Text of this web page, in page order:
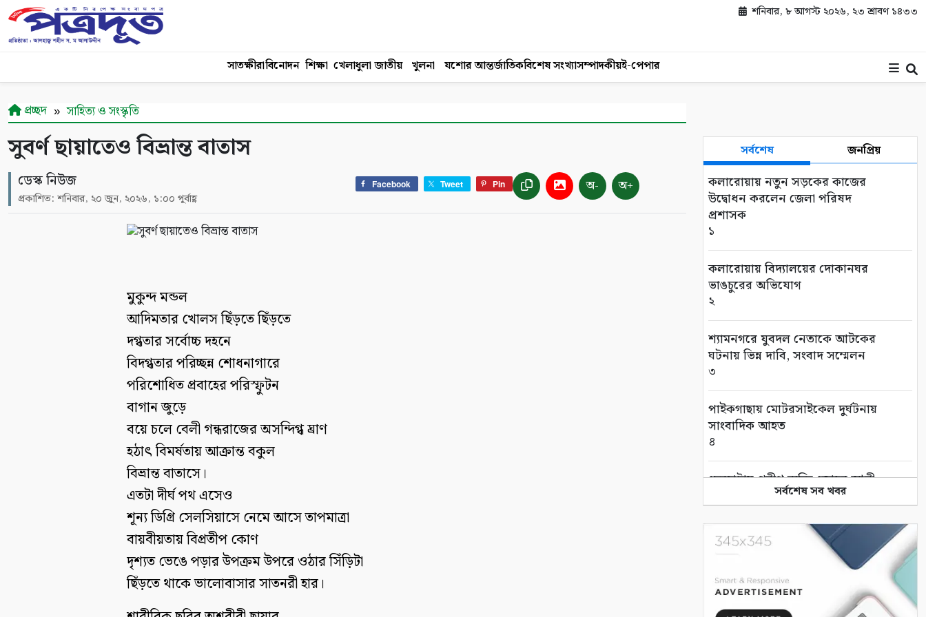
শনিবার, ৮ আগস্ট ২০২৬, ২৩ শ্রাবণ ১৪৩৩
সাতক্ষীরাবিনোদন শিক্ষা খেলাধুলা জাতীয় খুলনা যশোর আন্তর্জাতিকবিশেষ সংখ্যাসম্পাদকীয়ই-পেপার
প্রচ্ছদ সাহিত্য ও সংস্কৃতি
সুবর্ণ ছায়াতেও বিভ্রান্ত বাতাস
ডেস্ক নিউজ
প্রকাশিত: শনিবার, ২০ জুন, ২০২৬, ১:০০ পূর্বাহ্ণ
Facebook Tweet Pin অ- অ+
মুকুন্দ মন্ডল
আদিমতার খোলস ছিঁড়তে ছিঁড়তে
দগ্ধতার সর্বোচ্চ দহনে
বিদগ্ধতার পরিচ্ছন্ন শোধনাগারে
পরিশোধিত প্রবাহের পরিস্ফুটন
বাগান জুড়ে
বয়ে চলে বেলী গন্ধরাজের অসন্দিগ্ধ ঘ্রাণ
হঠাৎ বিমর্ষতায় আক্রান্ত বকুল
বিভ্রান্ত বাতাসে।
এতটা দীর্ঘ পথ এসেও
শূন্য ডিগ্রি সেলসিয়াসে নেমে আসে তাপমাত্রা
বায়বীয়তায় বিপ্রতীপ কোণ
দৃশ্যত ভেঙে পড়ার উপক্রম উপরে ওঠার সিঁড়িটা
ছিঁড়তে থাকে ভালোবাসার সাতনরী হার।
সর্বশেষ জনপ্রিয়
কলারোয়ায় নতুন সড়কের কাজের
উদ্বোধন করলেন জেলা পরিষদ
প্রশাসক
১
কলারোয়ায় বিদ্যালয়ের দোকানঘর
ভাঙচুরের অভিযোগ
২
শ্যামনগরে যুবদল নেতাকে আটকের
ঘটনায় ভিন্ন দাবি, সংবাদ সম্মেলন
৩
পাইকগাছায় মোটরসাইকেল দুর্ঘটনায়
সাংবাদিক আহত
৪
দেবহাটায় প্রবীণ ব্যক্তি জোহর আলী
মোল্লার দাফন সম্পন্ন
তালায় সৈয়দ উপল বখতের স্মরণে
৬
সর্বশেষ সব খবর